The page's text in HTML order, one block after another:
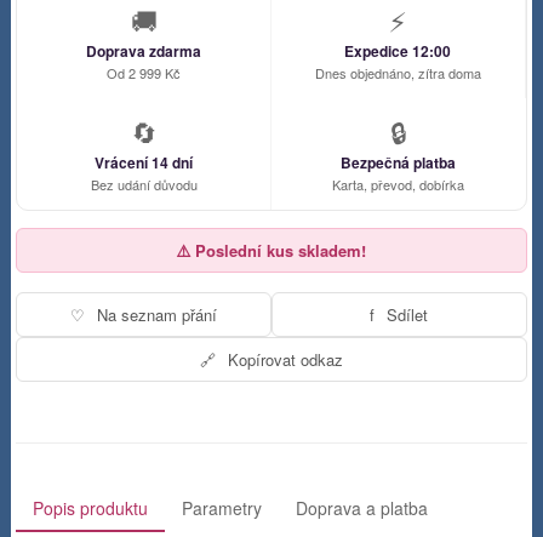
🚚
Doprava zdarma
Od 2 999 Kč
⚡
Expedice 12:00
Dnes objednáno, zítra doma
🔄
Vrácení 14 dní
Bez udání důvodu
🔒
Bezpečná platba
Karta, převod, dobírka
⚠️ Poslední kus skladem!
♡ Na seznam přání f Sdílet
🔗 Kopírovat odkaz
Popis produktu Parametry
Doprava a platba